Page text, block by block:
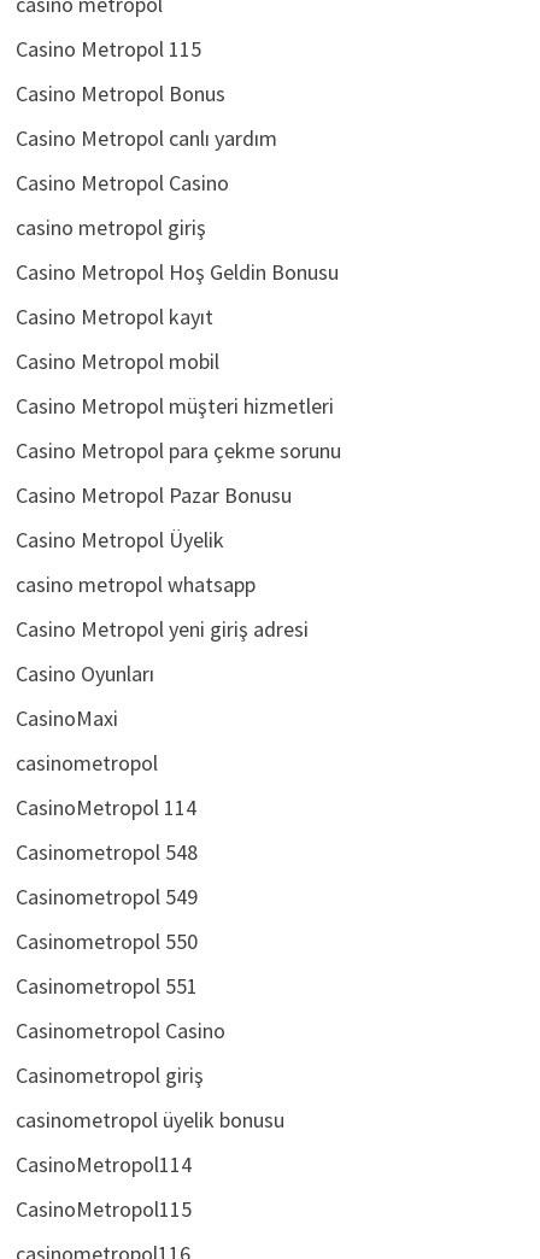
casino metropol
Casino Metropol 115
Casino Metropol Bonus
Casino Metropol canlı yardım
Casino Metropol Casino
casino metropol giriş
Casino Metropol Hoş Geldin Bonusu
Casino Metropol kayıt
Casino Metropol mobil
Casino Metropol müşteri hizmetleri
Casino Metropol para çekme sorunu
Casino Metropol Pazar Bonusu
Casino Metropol Üyelik
casino metropol whatsapp
Casino Metropol yeni giriş adresi
Casino Oyunları
casinometropol
CasinoMetropol 114
Casinometropol 548
Casinometropol 549
Casinometropol 550
Casinometropol 551
Casinometropol Casino
Casinometropol giriş
casinometropol üyelik bonusu
CasinoMetropol114
CasinoMetropol115